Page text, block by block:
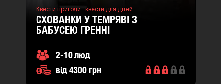
Квести пригоди , квести для дітей
СХОВАНКИ У ТЕМРЯВІ З
БАБУСЕЮ ГРЕННІ
2-10 люд
від 4300 грн